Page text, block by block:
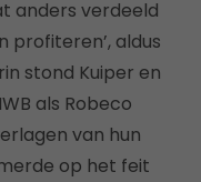
anders verdeeld
profiteren’, aldus
stond Kuiper en
als Robeco
van hun
op het feit